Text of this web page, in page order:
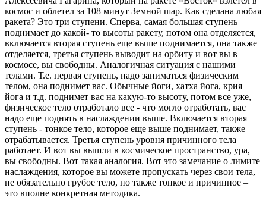
космос и облетел за 108 минут Земной шар. Как сделана любая
ракета? Это три ступени. Сперва, самая большая ступень
поднимает до какой- то высоты ракету, потом она отделяется,
включается вторая ступень еще выше поднимается, она также
отделяется, третья ступень выводит на орбиту и вот вы в
космосе, вы свободны. Аналогичная ситуация с нашими
телами. Т.е. первая ступень, надо заниматься физическим
телом, она поднимет вас. Обычные йоги, хатха йога, крия
йога и т.д. поднимет вас на какую-то высоту, потом все уже,
физическое тело отработало все - что могло отработать, вас
надо еще поднять в наслаждении выше. Включается вторая
ступень - тонкое тело, которое еще выше поднимает, также
отрабатывается. Третья ступень уровня причинного тела
работает. И вот вы вышли в космическое пространство, ура,
вы свободны. Вот такая аналогия. Вот это замечание о лимите
наслаждения, которое вы можете пропускать через свои тела,
не обязательно грубое тело, но также тонкое и причинное –
это вполне конкретная методика.